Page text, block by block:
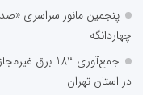
پنجمین مانور سراسری
چهاردانگه
جمع‌آوری 183
در استان تهران